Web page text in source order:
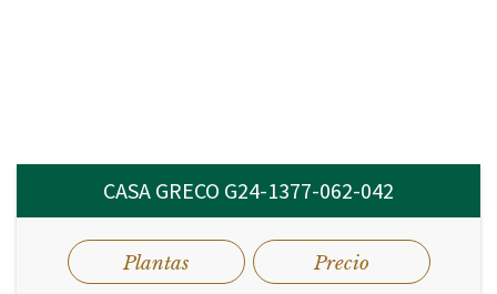
CASA GRECO G24-1377-062-042
Plantas Precio